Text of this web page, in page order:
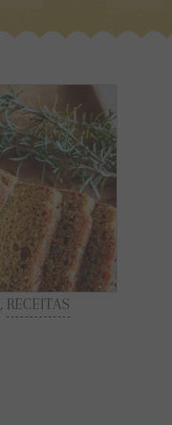
, RECEITAS